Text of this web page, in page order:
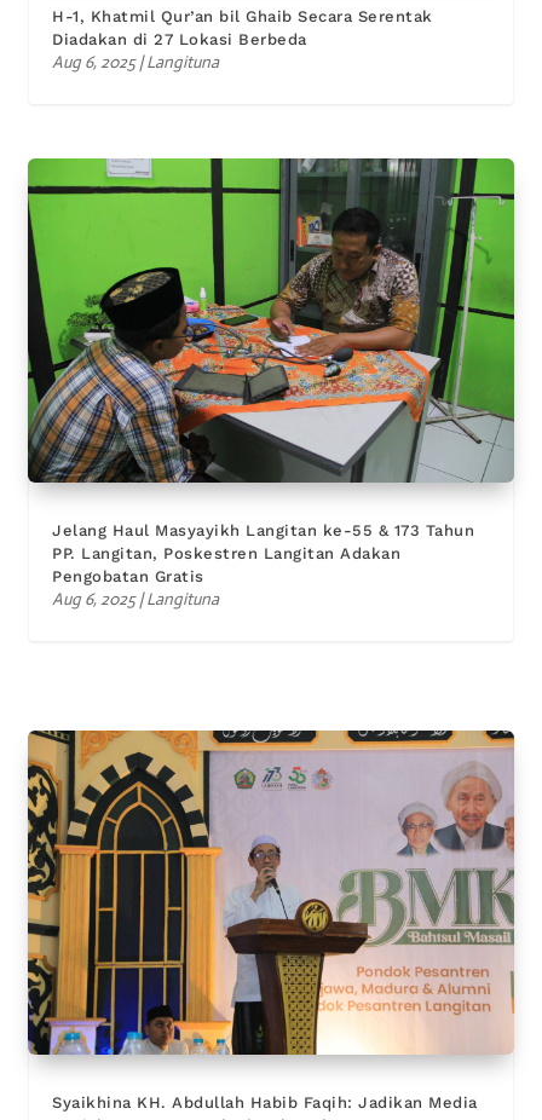
H-1, Khatmil Qur’an bil Ghaib Secara Serentak
Diadakan di 27 Lokasi Berbeda
Aug 6, 2025|Langituna
Jelang Haul Masyayikh Langitan ke-55 & 173 Tahun
PP. Langitan, Poskestren Langitan Adakan
Pengobatan Gratis
Aug 6, 2025|Langituna
Syaikhina KH. Abdullah Habib Faqih: Jadikan Media